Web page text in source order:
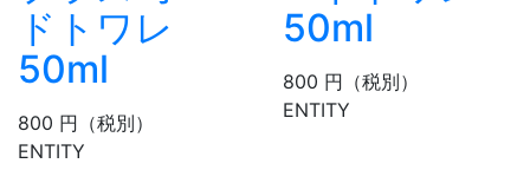
ドトワレ
50ml
800 円 （税別）
ENTITY
50ml
800 円 （税別）
ENTITY